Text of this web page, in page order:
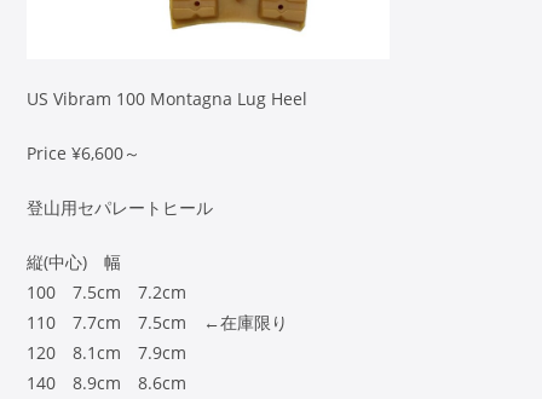
US Vibram 100 Montagna Lug Heel
Price ¥6,600～
登山用セパレートヒール
縦(中心) 幅
100 7.5cm 7.2cm
110 7.7cm 7.5cm ←在庫限り
120 8.1cm 7.9cm
140 8.9cm 8.6cm